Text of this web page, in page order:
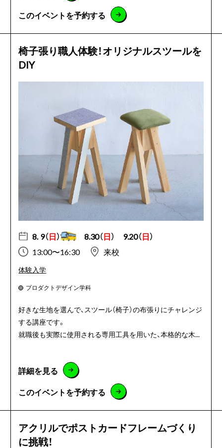
このイベントを予約する
椅子張り職人体験！オリジナルスツールを
DIY
8. 9（日） 8.30（日） 9.20（日）
13:00〜16:30
来校
体験入学
プロダクトデザイン学科
好きな生地を選んで、スツール（椅子）の布張りにチャレンジ
する講座です。
就職後も実際に使用される専用工具を用いた、本格的な木...
詳細を見る
このイベントを予約する
アクリルでポストカードフレームづくり
に挑戦！